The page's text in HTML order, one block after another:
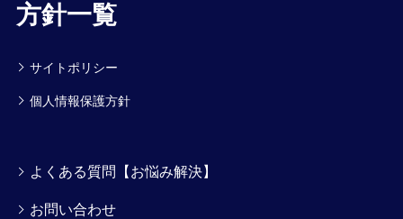
方針一覧
サイトポリシー
個人情報保護方針
よくある質問【お悩み解決】
お問い合わせ